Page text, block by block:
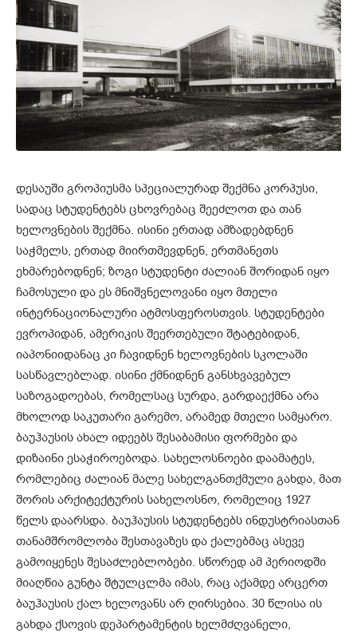
დესაუში გროპიუსმა სპეციალურად შექმნა კორპუსი,
სადაც სტუდენტებს ცხოვრებაც შეეძლოთ და თან
ხელოვნების შექმნა. ისინი ერთად ამზადებდნენ
საჭმელს, ერთად მიირთმევდნენ, ერთმანეთს
ეხმარებოდნენ; ზოგი სტუდენტი ძალიან შორიდან იყო
ჩამოსული და ეს მნიშვნელოვანი იყო მთელი
ინტერნაციონალური ატმოსფეროსთვის. სტუდენტები
ევროპიდან, ამერიკის შეერთებული შტატებიდან,
იაპონიიდანაც კი ჩავიდნენ ხელოვნების სკოლაში
სასწავლებლად. ისინი ქმნიდნენ განსხვავებულ
საზოგადოებას, რომელსაც სურდა, გარდაექმნა არა
მხოლოდ საკუთარი გარემო, არამედ მთელი სამყარო.
ბაუჰაუსის ახალ იდეებს შესაბამისი ფორმები და
დიზაინი ესაჭიროებოდა. სახელოსნოები დაამატეს,
რომლებიც ძალიან მალე სახელგანთქმული გახდა, მათ
შორის არქიტექტურის სახელოსნო, რომელიც 1927
წელს დაარსდა. ბაუჰაუსის სტუდენტებს ინდუსტრიასთან
თანამშრომლობა შესთავაზეს და ქალებმაც ასევე
გამოიყენეს შესაძლებლობები. სწორედ ამ პერიოდში
მიაღწია გუნტა შტულცლმა იმას, რაც აქამდე არცერთ
ბაუჰაუსის ქალ ხელოვანს არ ღირსებია. 30 წლისა ის
გახდა ქსოვის დეპარტამენტის ხელმძღვანელი,